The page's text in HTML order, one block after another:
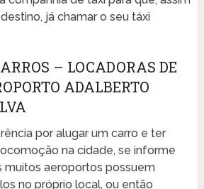
já chamar o seu táxi
– LOCADORAS DE
ADALBERTO
por alugar um carro e ter
na cidade, se informe
muitos aeroportos possuem
no próprio local, ou então